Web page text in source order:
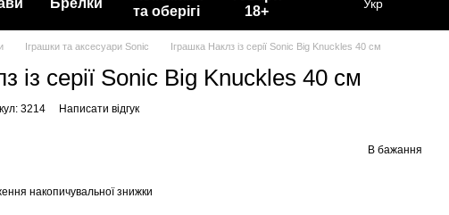
Брелки
та оберігі
18+
Укр
Іграшки та аксесуари Sonic Іграшка Наклз із серії Sonic Big Knuckles 40 см
із серії Sonic Big Knuckles 40 см
3214 Написати відгук
В бажання
накопичувальної знижки